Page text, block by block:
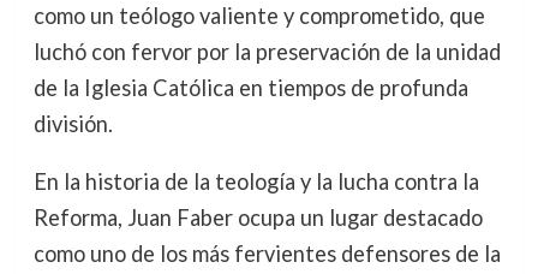
como un teólogo valiente y comprometido, que
luchó con fervor por la preservación de la unidad
de la Iglesia Católica en tiempos de profunda
división.
En la historia de la teología y la lucha contra la
Reforma, Juan Faber ocupa un lugar destacado
como uno de los más fervientes defensores de la